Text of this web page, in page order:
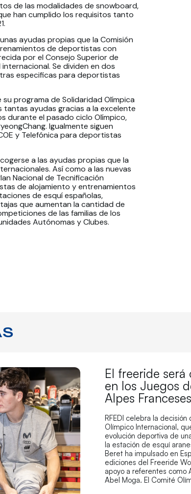
de las modalidades de snowboard,
han cumplido los requisitos tanto
ayudas propias que la Comisión
de deportistas con
por el Consejo Superior de
Se dividen en dos
especificas para deportistas
programa de Solidaridad Olímpica
ayudas gracias a la excelente
durante el pasado ciclo Olímpico,
Igualmente siguen
y Telefónica para deportistas
a las ayudas propias que la
Así como a las nuevas
Nacional de Tecnificación
de alojamiento y entrenamientos
de esquí españolas,
que aumentan la cantidad de
de las familias de los
Autónomas y Clubes.
El freeride será
en los Juegos
Alpes
RFEDI celebra la decisión
Olímpico Internacional,
evolución deportiva de
la estación de esquí
Beret ha impulsado en
ediciones del Freeride
apoyo a referentes como
Abel Moga. El Comité